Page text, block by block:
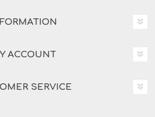
ACCOUNT
SERVICE